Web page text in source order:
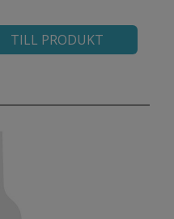
TILL PRODUKT